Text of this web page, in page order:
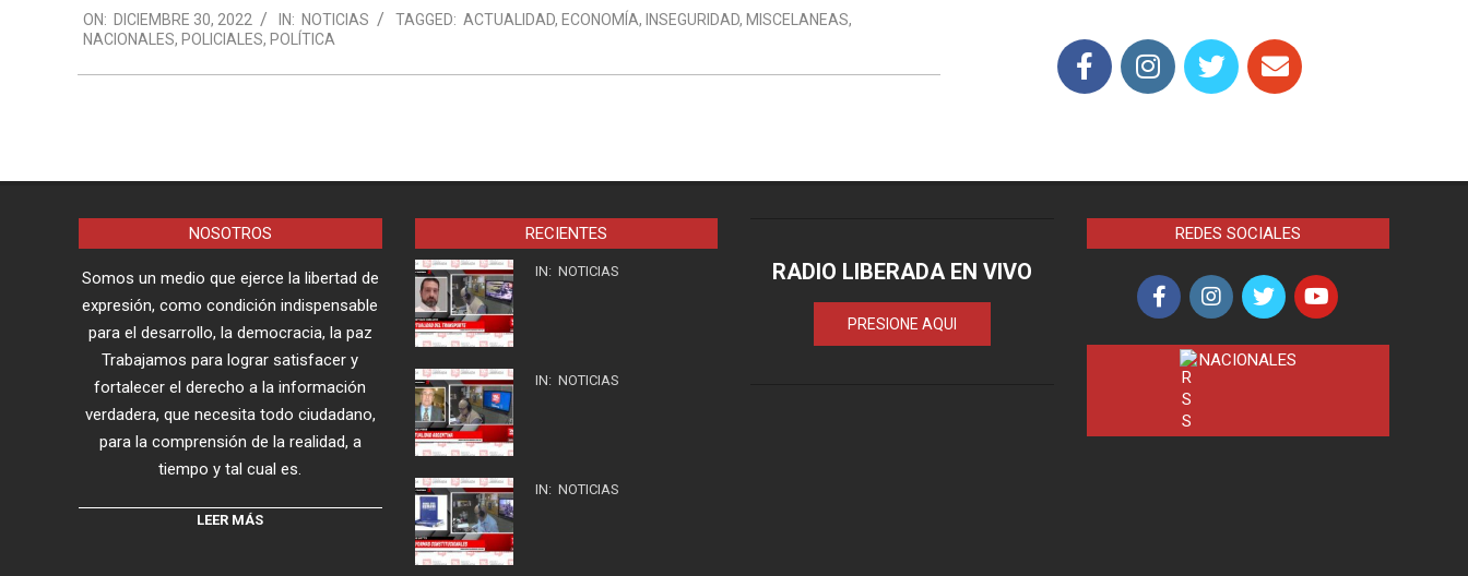
12-
30
ON: DICIEMBRE 30, 2022 IN: NOTICIAS TAGGED: ACTUALIDAD, ECONOMÍA, INSEGURIDAD, MISCELANEAS,
NACIONALES, POLICIALES, POLÍTICA
NOSOTROS
Somos un medio que ejerce la libertad de
expresión, como condición indispensable
para el desarrollo, la democracia, la paz
Trabajamos para lograr satisfacer y
fortalecer el derecho a la información
verdadera, que necesita todo ciudadano,
para la comprensión de la realidad, a
tiempo y tal cual es.
LEER MÁS
RECIENTES
IN: NOTICIAS
IN: NOTICIAS
IN: NOTICIAS
RADIO LIBERADA EN VIVO
PRESIONE AQUI
REDES SOCIALES
NACIONALES